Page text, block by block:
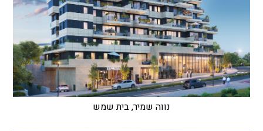
נווה שמיר, בית שמש